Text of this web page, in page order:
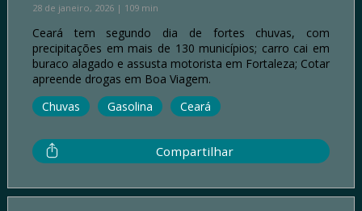
28 de janeiro, 2026 | 109 min
Ceará tem segundo dia de fortes chuvas, com
precipitações em mais de 130 municípios; carro cai em
buraco alagado e assusta motorista em Fortaleza; Cotar
apreende drogas em Boa Viagem.
Chuvas
Gasolina Ceará
Compartilhar